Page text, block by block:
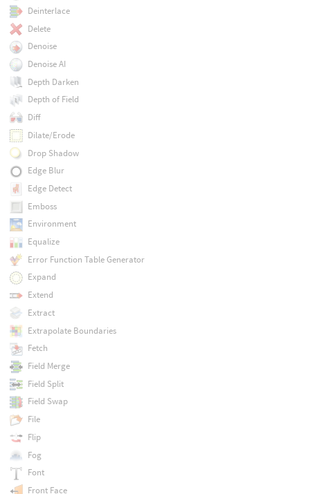
Deinterlace
Delete
Denoise
Denoise AI
Depth Darken
Depth of Field
Diff
Dilate/Erode
Drop Shadow
Edge Blur
Edge Detect
Emboss
Environment
Equalize
Error Function Table Generator
Expand
Extend
Extract
Extrapolate Boundaries
Fetch
Field Merge
Field Split
Field Swap
File
Flip
Fog
Font
Front Face